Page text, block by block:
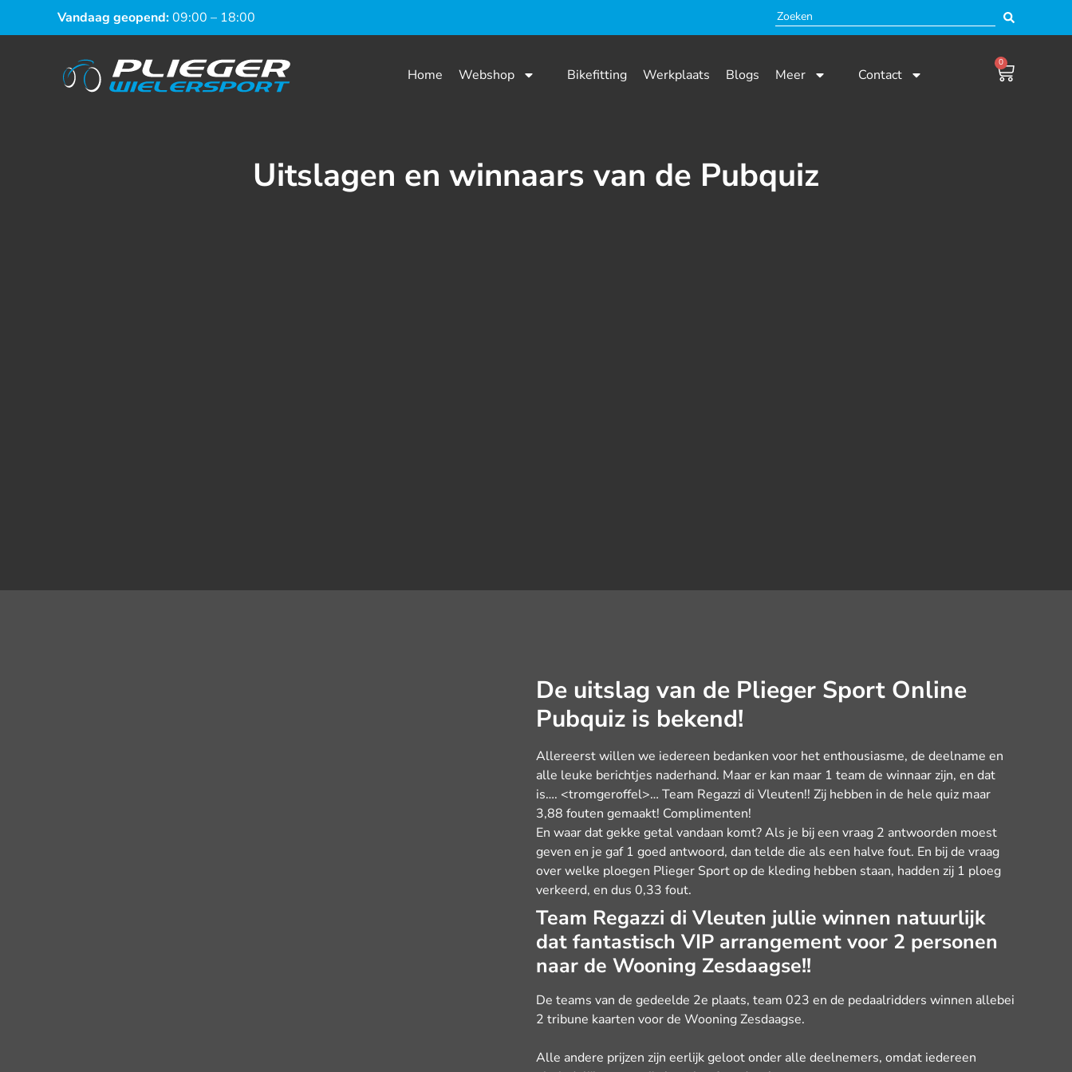
Vandaag geopend:09:00 – 18:00
Home Webshop Bikefitting Werkplaats Blogs Meer Contact
0
Uitslagen en winnaars van de Pubquiz
De uitslag van de Plieger Sport Online
Pubquiz is bekend!
Allereerst willen we iedereen bedanken voor het enthousiasme, de deelname en
alle leuke berichtjes naderhand. Maar er kan maar 1 team de winnaar zijn, en dat
is…. <tromgeroffel>… Team Regazzi di Vleuten!! Zij hebben in de hele quiz maar
3,88 fouten gemaakt! Complimenten!
En waar dat gekke getal vandaan komt? Als je bij een vraag 2 antwoorden moest
geven en je gaf 1 goed antwoord, dan telde die als een halve fout. En bij de vraag
over welke ploegen Plieger Sport op de kleding hebben staan, hadden zij 1 ploeg
verkeerd, en dus 0,33 fout.
Team Regazzi di Vleuten jullie winnen natuurlijk
dat fantastisch VIP arrangement voor 2 personen
naar de Wooning Zesdaagse!!
De teams van de gedeelde 2e plaats, team 023 en de pedaalridders winnen allebei
2 tribune kaarten voor de Wooning Zesdaagse.
Alle andere prijzen zijn eerlijk geloot onder alle deelnemers, omdat iedereen